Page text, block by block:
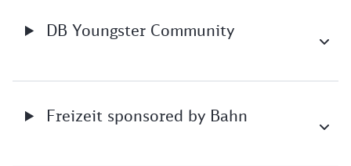
DB Youngster Community
Freizeit sponsored by Bahn